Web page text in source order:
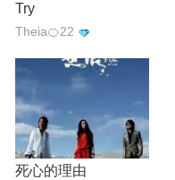
Try
Theia🍊22
死心的理由